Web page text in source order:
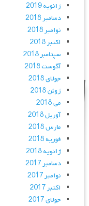
ژانویه 2019
دسامبر 2018
نوامبر 2018
اکتبر 2018
سپتامبر 2018
آگوست 2018
جولای 2018
ژوئن 2018
می 2018
آوریل 2018
مارس 2018
فوریه 2018
ژانویه 2018
دسامبر 2017
نوامبر 2017
اکتبر 2017
جولای 2017